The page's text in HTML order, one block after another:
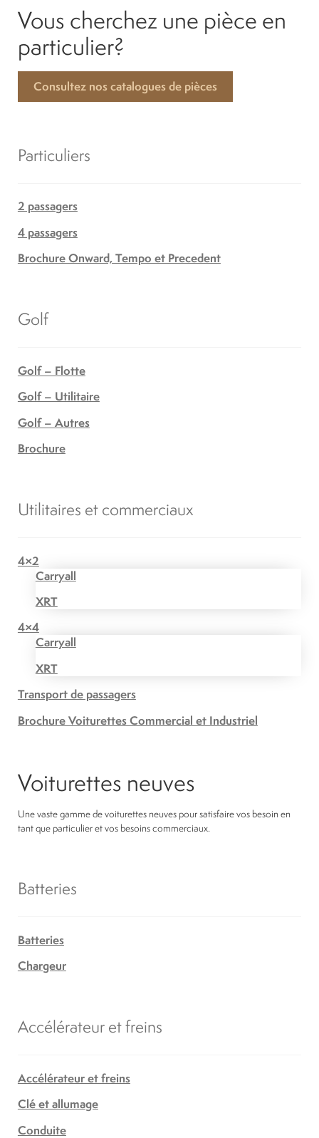
Vous cherchez une pièce en
particulier?
Consultez nos catalogues de pièces
Particuliers
2 passagers
4 passagers
Brochure Onward, Tempo et Precedent
Golf
Golf – Flotte
Golf – Utilitaire
Golf – Autres
Brochure
Utilitaires et commerciaux
4×2
Carryall
XRT
4×4
Carryall
XRT
Transport de passagers
Brochure Voiturettes Commercial et Industriel
Voiturettes neuves
Une vaste gamme de voiturettes neuves pour satisfaire vos besoin en
tant que particulier et vos besoins commerciaux.
Batteries
Batteries
Chargeur
Accélérateur et freins
Accélérateur et freins
Clé et allumage
Conduite